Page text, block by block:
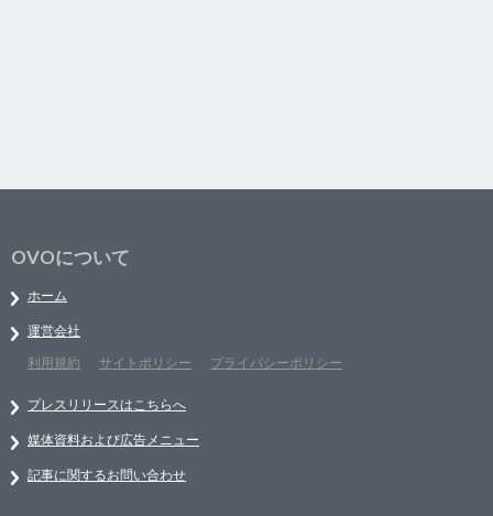
OVOについて
ホーム
運営会社
利用規約
サイトポリシー プライバシーポリシー
プレスリリースはこちらへ
媒体資料および広告メニュー
記事に関するお問い合わせ